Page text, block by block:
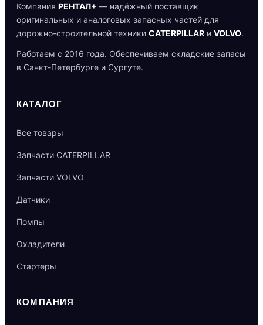
Компания РЕНТАЛ+ — надёжный поставщик
оригинальных и аналоговых запасных частей для
дорожно-строительной техники CATERPILLAR и VOLVO.
Работаем с 2016 года. Обеспечиваем складские запасы
в Санкт-Петербурге и Сургуте.
КАТАЛОГ
Все товары
Запчасти CATERPILLAR
Запчасти VOLVO
Датчики
Помпы
Охладители
Стартеры
КОМПАНИЯ